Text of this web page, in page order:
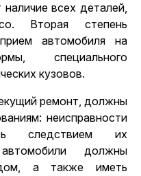
всех деталей,
Вторая степень
автомобиля на
специального
кузовов.
ремонт, должны
неисправности
следствием их
должны
а также иметь